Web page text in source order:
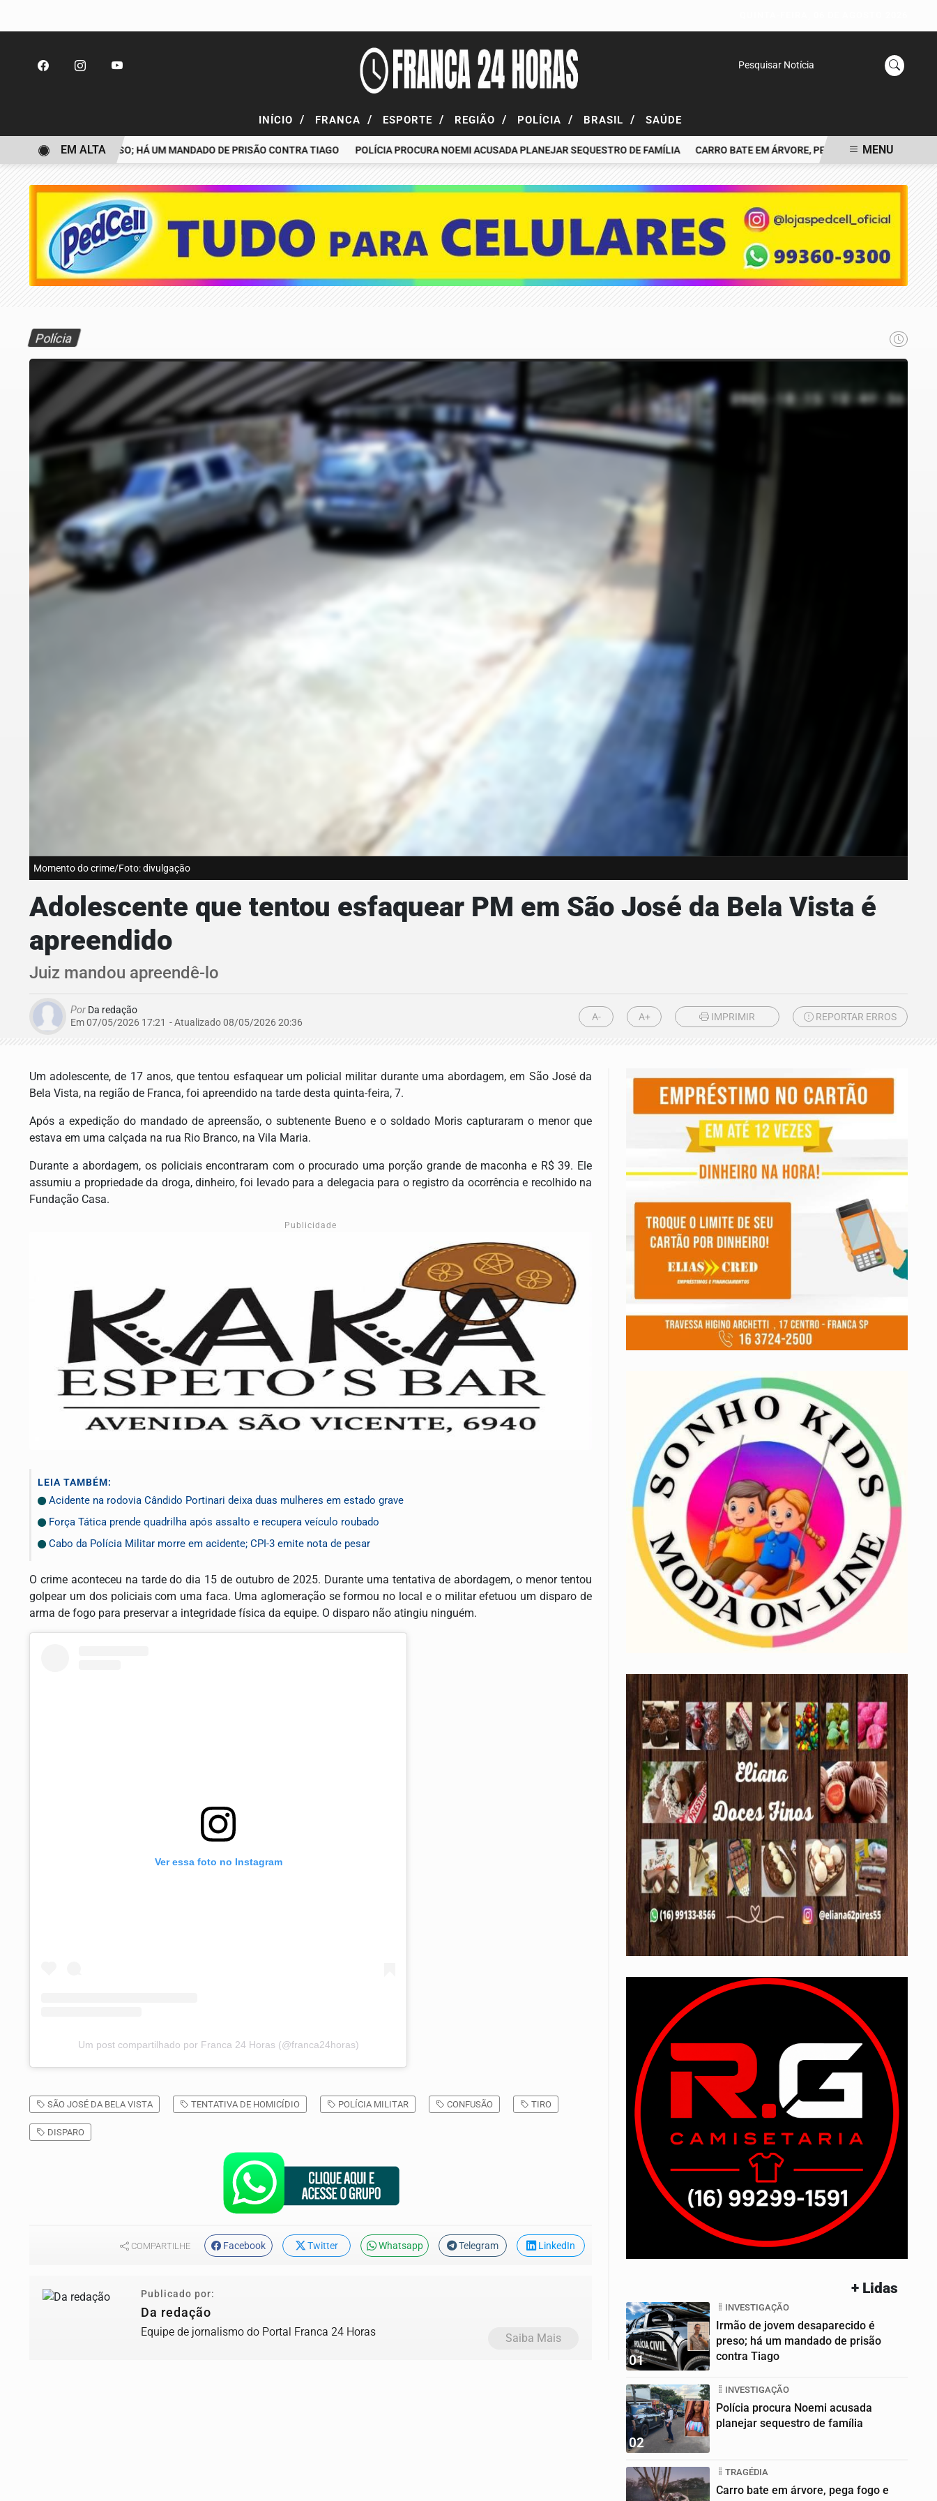
Pesquisar Notícia
INÍCIO / FRANCA / ESPORTE / REGIÃO / POLÍCIA / BRASIL / SAÚDE
É PRESO; HÁ UM MANDADO DE PRISÃO CONTRA TIAGO POLÍCIA PROCURA NOEMI ACUSADA PLANEJAR SEQUESTRO DE FAMÍLIA CARRO BATE EM ÁRVORE, PEGA FOGO E MOTORISTA
EM ALTA MENU
Polícia
Momento do crime/Foto: divulgação
Adolescente que tentou esfaquear PM em São José da Bela Vista é
apreendido
Juiz mandou apreendê-lo
Por Da redação
Em 07/05/2026 17:21 - Atualizado08/05/2026 20:36 A- A+ IMPRIMIR REPORTAR ERROS
Um adolescente, de 17 anos, que tentou esfaquear um policial militar durante uma abordagem, em São José da
Bela Vista, na região de Franca, foi apreendido na tarde desta quinta-feira, 7.
Após a expedição do mandado de apreensão, o subtenente Bueno e o soldado Moris capturaram o menor que
estava em uma calçada na rua Rio Branco, na Vila Maria.
Durante a abordagem, os policiais encontraram com o procurado uma porção grande de maconha e R$ 39. Ele
assumiu a propriedade da droga, dinheiro, foi levado para a delegacia para o registro da ocorrência e recolhido na
Fundação Casa.
Publicidade
LEIA TAMBÉM:
Acidente na rodovia Cândido Portinari deixa duas mulheres em estado grave
Força Tática prende quadrilha após assalto e recupera veículo roubado
Cabo da Polícia Militar morre em acidente; CPI-3 emite nota de pesar
O crime aconteceu na tarde do dia 15 de outubro de 2025. Durante uma tentativa de abordagem, o menor tentou
golpear um dos policiais com uma faca. Uma aglomeração se formou no local e o militar efetuou um disparo de
arma de fogo para preservar a integridade física da equipe. O disparo não atingiu ninguém.
Ver essa foto no Instagram
Um post compartilhado por Franca 24 Horas (@franca24horas)
SÃO JOSÉ DA BELA VISTA TENTATIVA DE HOMICÍDIO POLÍCIA MILITAR CONFUSÃO TIRO
DISPARO
COMPARTILHE Facebook Twitter Whatsapp Telegram LinkedIn
Publicado por:
Da redação
Equipe de jornalismo do Portal Franca 24 Horas Saiba Mais
+ Lidas
01
INVESTIGAÇÃO
Irmão de jovem desaparecido é
preso; há um mandado de prisão
contra Tiago
02
INVESTIGAÇÃO
Polícia procura Noemi acusada
planejar sequestro de família
TRAGÉDIA
Carro bate em árvore, pega fogo e